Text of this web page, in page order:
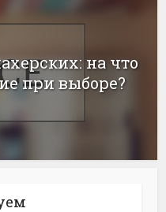
на что
при выборе?